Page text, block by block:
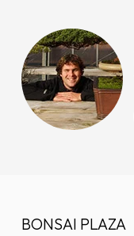
BONSAI PLAZA